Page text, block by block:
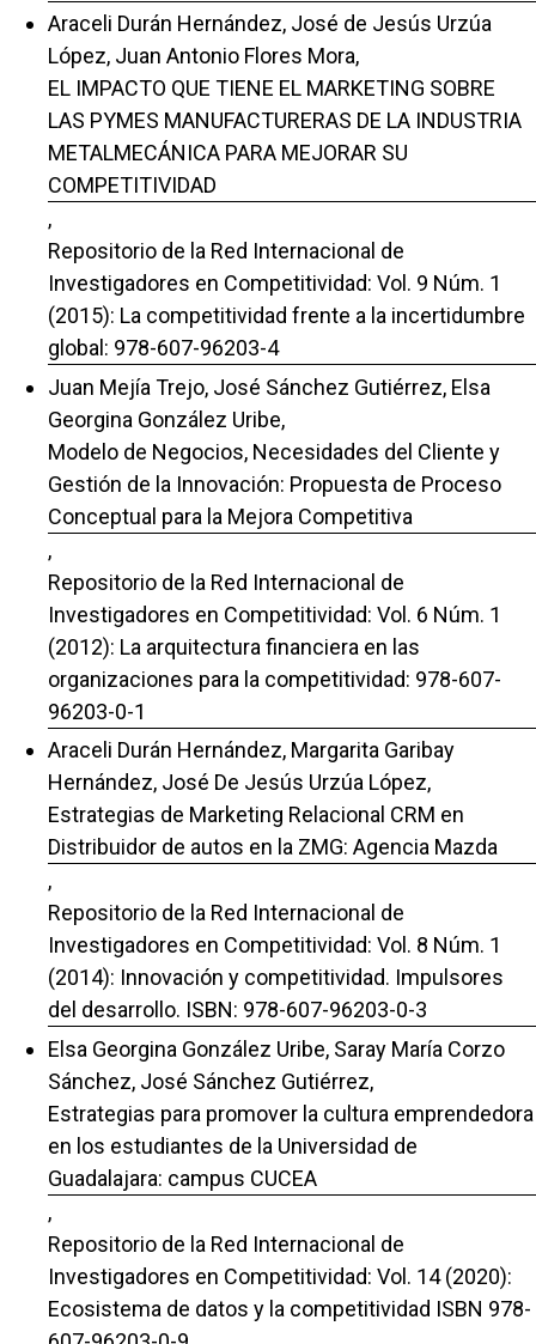
Araceli Durán Hernández, José de Jesús Urzúa
López, Juan Antonio Flores Mora,
EL IMPACTO QUE TIENE EL MARKETING SOBRE
LAS PYMES MANUFACTURERAS DE LA INDUSTRIA
METALMECÁNICA PARA MEJORAR SU
COMPETITIVIDAD
,
Repositorio de la Red Internacional de
Investigadores en Competitividad: Vol. 9 Núm. 1
(2015): La competitividad frente a la incertidumbre
global: 978-607-96203-4
Juan Mejía Trejo, José Sánchez Gutiérrez, Elsa
Georgina González Uribe,
Modelo de Negocios, Necesidades del Cliente y
Gestión de la Innovación: Propuesta de Proceso
Conceptual para la Mejora Competitiva
,
Repositorio de la Red Internacional de
Investigadores en Competitividad: Vol. 6 Núm. 1
(2012): La arquitectura financiera en las
organizaciones para la competitividad: 978-607-
96203-0-1
Araceli Durán Hernández, Margarita Garibay
Hernández, José De Jesús Urzúa López,
Estrategias de Marketing Relacional CRM en
Distribuidor de autos en la ZMG: Agencia Mazda
,
Repositorio de la Red Internacional de
Investigadores en Competitividad: Vol. 8 Núm. 1
(2014): Innovación y competitividad. Impulsores
del desarrollo. ISBN: 978-607-96203-0-3
Elsa Georgina González Uribe, Saray María Corzo
Sánchez, José Sánchez Gutiérrez,
Estrategias para promover la cultura emprendedora
en los estudiantes de la Universidad de
Guadalajara: campus CUCEA
,
Repositorio de la Red Internacional de
Investigadores en Competitividad: Vol. 14 (2020):
Ecosistema de datos y la competitividad ISBN 978-